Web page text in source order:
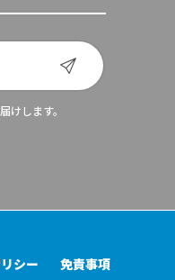
けします。
シー 免責事項